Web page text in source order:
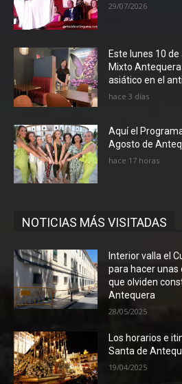
29/07/2026
Este lunes 10
Mixto
asiático en el
hace 3 días
Aquí el
Agosto de
hace 17 horas
NOTICIAS MÁS VISITADAS
Interior valla el
para hacer unas
que olviden
Antequera
28/05/2025
Los horarios e
Santa de
19/04/2025